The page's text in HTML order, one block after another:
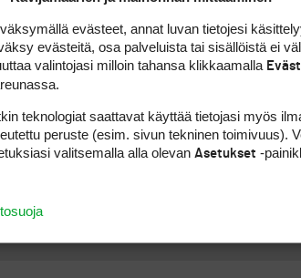
tilanteen tyhmäkin näkee ihan avaamalla
Jooseppi on asian ytimessä. Sieltä pilvestä
edes paita kastua.
todella katella tuotahttp://testbed.fmi.fi/
ettei kannattaisi ehkä mennä pelaamaan,
sua nää…..
evästeet, annat luvan tietojesi
evästeitä, osa palveluista tai sisällöistä ei
valintojasi milloin tahansa klikkaamalla
teknologiat saattavat käyttää tietojasi myös
peruste (esim. sivun tekninen toimivuus).
valitsemalla alla olevan Asetukset -